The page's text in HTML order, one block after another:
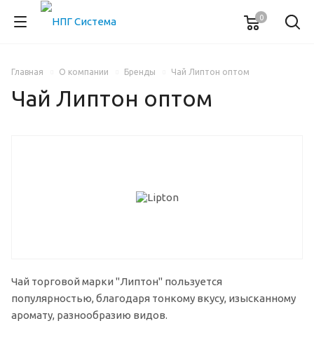
0
Главная О компании Бренды Чай Липтон оптом
Чай Липтон оптом
Чай торговой марки "Липтон" пользуется
популярностью, благодаря тонкому вкусу, изысканному
аромату, разнообразию видов.